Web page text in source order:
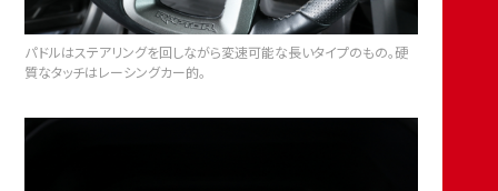
パドルはステアリングを回しながら変速可能な長いタイプのもの。硬
質なタッチはレーシングカー的。